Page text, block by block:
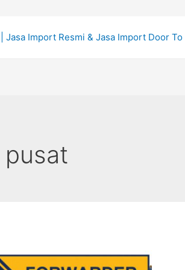
Jasa Import Resmi & Jasa Import Door